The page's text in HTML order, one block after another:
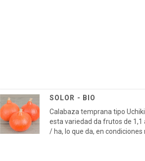
SOLOR - BIO
Calabaza temprana tipo
esta variedad da frutos de 1,1
/ ha, lo que da, en